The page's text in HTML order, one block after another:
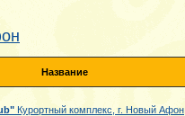
Название
Курортный комплекс, г. Новый Афон